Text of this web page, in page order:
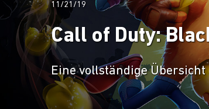
11/21/19
Call of Duty:
Eine vollständige